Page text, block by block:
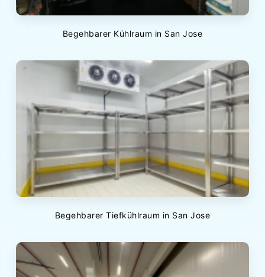
Begehbarer Kühlraum in San Jose
Begehbarer Tiefkühlraum in San Jose